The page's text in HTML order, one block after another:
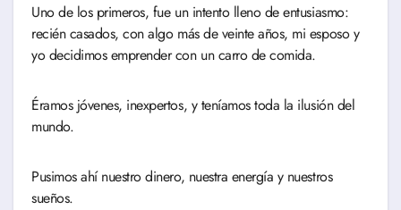
Uno de los primeros, fue un intento lleno de entusiasmo:
recién casados, con algo más de veinte años, mi esposo y
yo decidimos emprender con un carro de comida.
Éramos jóvenes, inexpertos, y teníamos toda la ilusión del
mundo.
Pusimos ahí nuestro dinero, nuestra energía y nuestros
sueños.